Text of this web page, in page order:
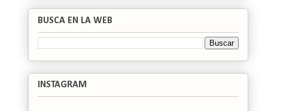
BUSCA EN LA WEB
INSTAGRAM